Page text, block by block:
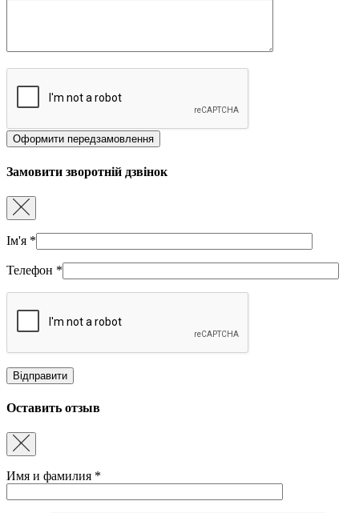
Замовити зворотній дзвінок
Ім'я *
Телефон *
Оставить отзыв
Имя и фамилия *